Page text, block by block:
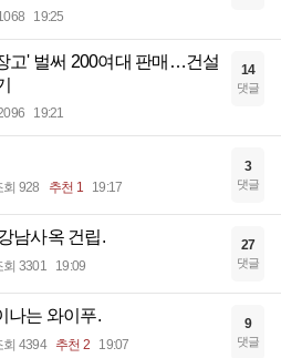
19:25
고' 벌써 200여대 판매…건설
19:21
14
댓글
회 928 추천 1 19:17
3
댓글
남사옥 건립.
회 3301 19:09
27
댓글
나는 와이푸.
회 4394 추천 2 19:07
9
댓글